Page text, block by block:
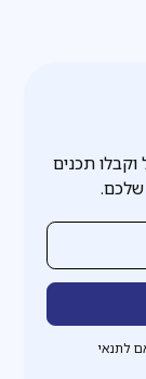
תכנים
שלכם.
לתנאי